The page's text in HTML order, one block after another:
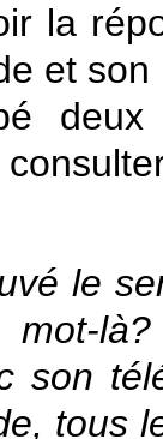
la
et
le
son
tous